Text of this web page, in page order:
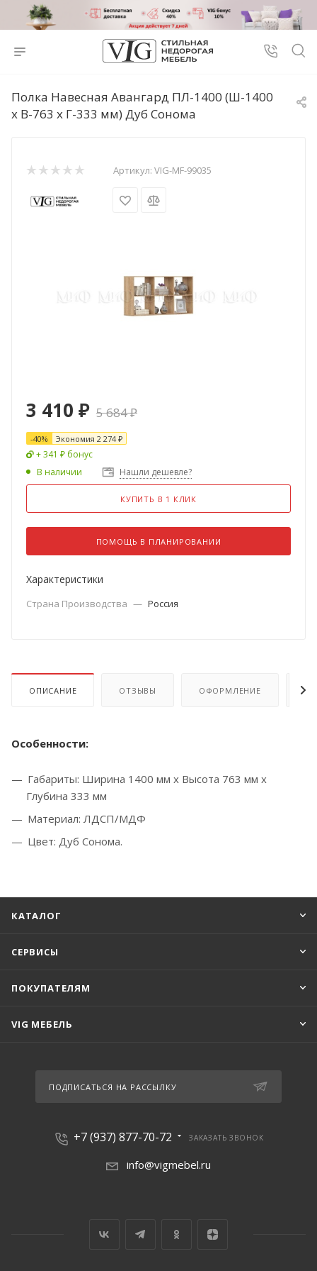
Полка Навесная Авангард ПЛ-1400 (Ш-1400
x В-763 x Г-333 мм) Дуб Сонома
Артикул: VIG-MF-99035
3 410 ₽ 5 684₽
-40% Экономия 2 274₽
+ 341 ₽ бонус
В наличии
Нашли дешевле?
КУПИТЬ В 1 КЛИК
ПОМОЩЬ В ПЛАНИРОВАНИИ
Характеристики
Страна Производства — Россия
ОПИСАНИЕ ОТЗЫВЫ ОФОРМЛЕНИЕ
Особенности:
Габариты: Ширина 1400 мм x Высота 763 мм x
Глубина 333 мм
Материал: ЛДСП/МДФ
Цвет: Дуб Сонома.
КАТАЛОГ
СЕРВИСЫ
ПОКУПАТЕЛЯМ
VIG МЕБЕЛЬ
ПОДПИСАТЬСЯ НА РАССЫЛКУ
+7 (937) 877-70-72 ЗАКАЗАТЬ ЗВОНОК
info@vigmebel.ru